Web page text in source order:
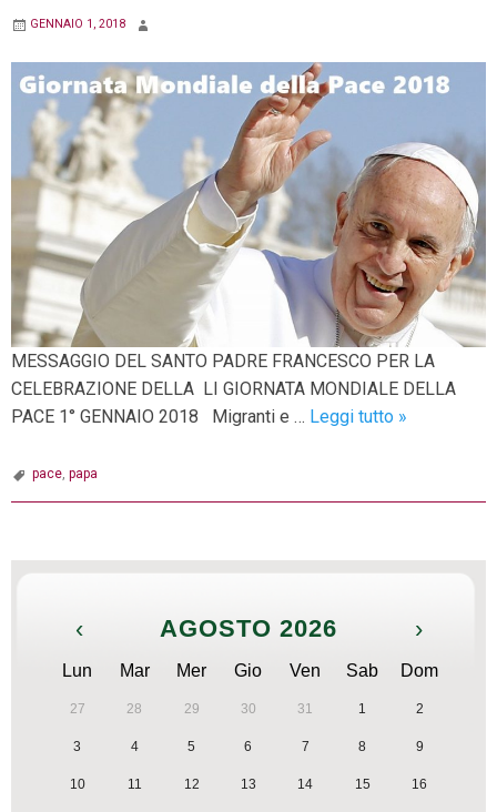
GENNAIO 1, 2018
MESSAGGIO DEL SANTO PADRE FRANCESCO PER LA
CELEBRAZIONE DELLA LI GIORNATA MONDIALE DELLA
PACE 1° GENNAIO 2018 Migranti e … Leggi tutto Messaggio
»
pace, papa
‹ AGOSTO 2026 ›
Lun Mar Mer Gio Ven Sab Dom
27 28 29 30 31 1 2
3 4 5 6 7 8 9
10 11 12 13 14 15 16